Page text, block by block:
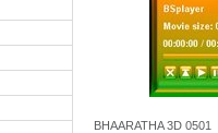
BHAARATHA 3D 0501